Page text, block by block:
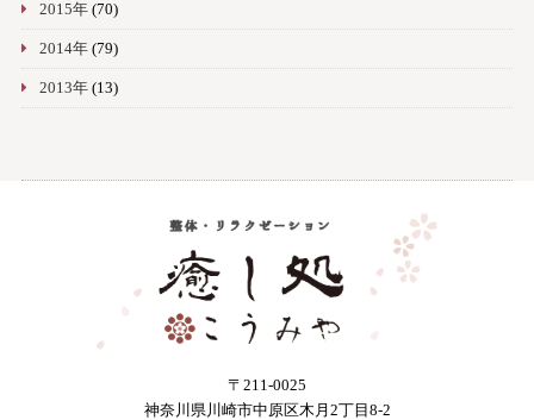
2015年(70)
2014年(79)
2013年(13)
〒211-0025
神奈川県川崎市中原区木月2丁目8-2